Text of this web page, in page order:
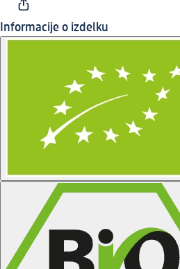
Informacije o izdelku